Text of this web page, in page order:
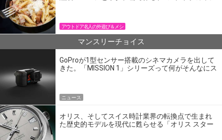
アウトドア名人の外遊び＆メシ
マンスリーチョイス
GoProが1型センサー搭載のシネマカメラを出して
きた。「MISSION 1」シリーズって何がそんなにス
ニュース
オリス、そしてスイス時計業界の転換点で生まれ
た歴史的モデルを現代に甦らせる「オリス スター